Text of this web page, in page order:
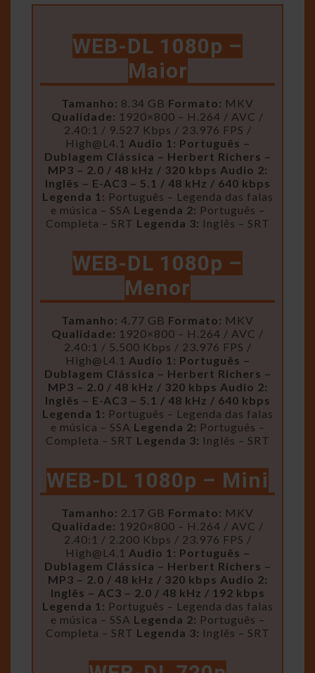
WEB-DL 1080p –
Maior
Tamanho: 8.34 GB Formato: MKV
Qualidade: 1920×800 – H.264 / AVC /
2.40:1 / 9.527 Kbps / 23.976 FPS /
High@L4.1 Audio 1: Português –
Dublagem Clássica – Herbert Richers –
MP3 – 2.0 / 48 kHz / 320 kbps Audio 2:
Inglês – E-AC3 – 5.1 / 48 kHz / 640 kbps
Legenda 1: Português – Legenda das falas
e música – SSA Legenda 2: Português –
Completa – SRT Legenda 3: Inglês – SRT
WEB-DL 1080p –
Menor
Tamanho: 4.77 GB Formato: MKV
Qualidade: 1920×800 – H.264 / AVC /
2.40:1 / 5.500 Kbps / 23.976 FPS /
High@L4.1 Audio 1: Português –
Dublagem Clássica – Herbert Richers –
MP3 – 2.0 / 48 kHz / 320 kbps Audio 2:
Inglês – E-AC3 – 5.1 / 48 kHz / 640 kbps
Legenda 1: Português – Legenda das falas
e música – SSA Legenda 2: Português –
Completa – SRT Legenda 3: Inglês – SRT
WEB-DL 1080p – Mini
Tamanho: 2.17 GB Formato: MKV
Qualidade: 1920×800 – H.264 / AVC /
2.40:1 / 2.200 Kbps / 23.976 FPS /
High@L4.1 Audio 1: Português –
Dublagem Clássica – Herbert Richers –
MP3 – 2.0 / 48 kHz / 320 kbps Audio 2:
Inglês – AC3 – 2.0 / 48 kHz / 192 kbps
Legenda 1: Português – Legenda das falas
e música – SSA Legenda 2: Português –
Completa – SRT Legenda 3: Inglês – SRT